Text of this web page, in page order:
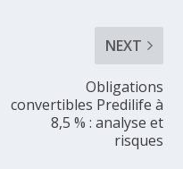
NEXT
Obligations
convertibles Predilife à
8,5 % : analyse et
risques